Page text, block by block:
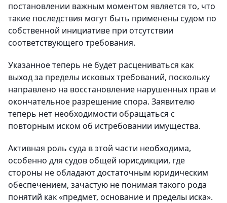
постановлении важным моментом является то, что
такие последствия могут быть применены судом по
собственной инициативе при отсутствии
соответствующего требования.
Указанное теперь не будет расцениваться как
выход за пределы исковых требований, поскольку
направлено на восстановление нарушенных прав и
окончательное разрешение спора. Заявителю
теперь нет необходимости обращаться с
повторным иском об истребовании имущества.
Активная роль суда в этой части необходима,
особенно для судов общей юрисдикции, где
стороны не обладают достаточным юридическим
обеспечением, зачастую не понимая такого рода
понятий как «предмет, основание и пределы иска».